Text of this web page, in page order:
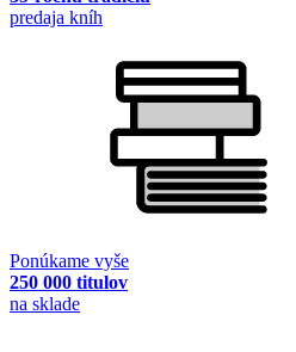
predaja kníh
Ponúkame vyše
250 000 titulov
na sklade